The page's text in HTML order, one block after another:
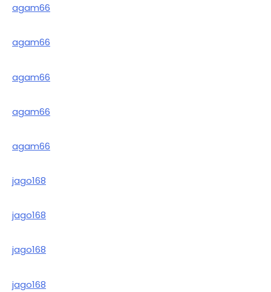
agam66
agam66
agam66
agam66
agam66
jago168
jago168
jago168
jago168